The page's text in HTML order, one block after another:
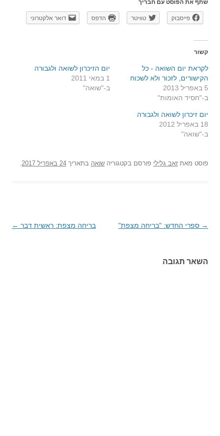
שתף את הפוסט עם חבריך
פייסבוק טוויטר הדפס דואר אלקטרוני
קשור
לקראת יום השואה - כל
הקישורים, לזכור ולא לשכוח
5 באפריל 2013
ב-"חסיד האומות"
יום הזיכרון לשואה ולגבורה
1 במאי 2011
ב-"שואה"
יום זיכרון לשואה ולגבורה
18 באפריל 2012
ב-"שואה"
פוסט מאת זאב גלילי פורסם בקטגוריה שואה בתאריך 24 באפריל 2017 .
ניווט
→ ספרי החדש: "בריחה מצפת" בריחה מצפת: ראשית דבר ←
השאר תגובה